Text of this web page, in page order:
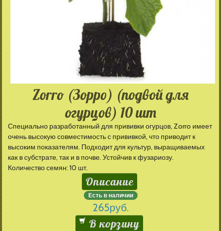
Zorro (Зорро) (подвой для
огурцов) 10 шт
Специально разработанный для прививки огурцов, Zorro имеет
очень высокую совместимость с прививкой, что приводит к
высоким показателям. Подходит для культур, выращиваемых
как в субстрате, так и в почве. Устойчив к фузариозу.
Количество семян: 10 шт.
Описание
Есть в наличии
265руб.
В корзину